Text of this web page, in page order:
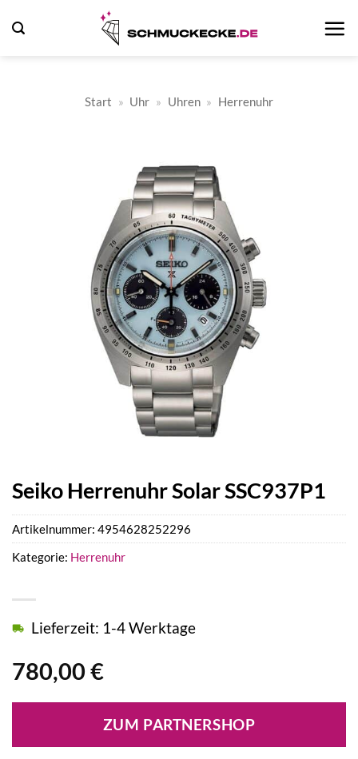
Inhalt
Start » Uhr » Uhren » Herrenuhr
Seiko Herrenuhr Solar SSC937P1
780,00 €
Lieferzeit: 1-4 Werktage
ZUM PARTNERSHOP
Artikelnummer: 4954628252296
Kategorie: Herrenuhr